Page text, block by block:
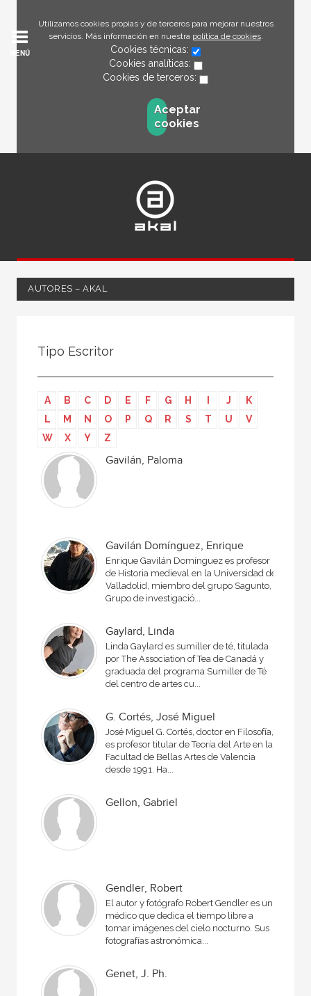
Utilizamos cookies propias y de terceros para mejorar nuestros
servicios. Más información en nuestra política de cookies.
Cookies técnicas:
Cookies analíticas:
Cookies de terceros:
Aceptar
cookies
MENÚ
AUTORES – AKAL
Editor
Editora
Escritor
Escritora
Prologuista
Traductor
Tipo Escritor
A B C D E F G H J
K
L
M N O P Q R S T U
V
W
X Y Z
Gavilán, Paloma
Gavilán Domínguez, Enrique
Enrique Gavilán Domínguez es profesor
de Historia medieval en la Universidad de
Valladolid, miembro del grupo Sagunto,
Grupo de investigació...
Gaylard, Linda
Linda Gaylard es sumiller de té, titulada
por The Association of Tea de Canadá y
graduada del programa Sumiller de Té
del centro de artes cu...
G. Cortés, José Miguel
José Miguel G. Cortés, doctor en Filosofía,
es profesor titular de Teoría del Arte en la
Facultad de Bellas Artes de Valencia
desde 1991. Ha...
Gellon, Gabriel
Gendler, Robert
El autor y fotógrafo Robert Gendler es un
médico que dedica el tiempo libre a
tomar imágenes del cielo nocturno. Sus
fotografías astronómica...
Genet, J. Ph.